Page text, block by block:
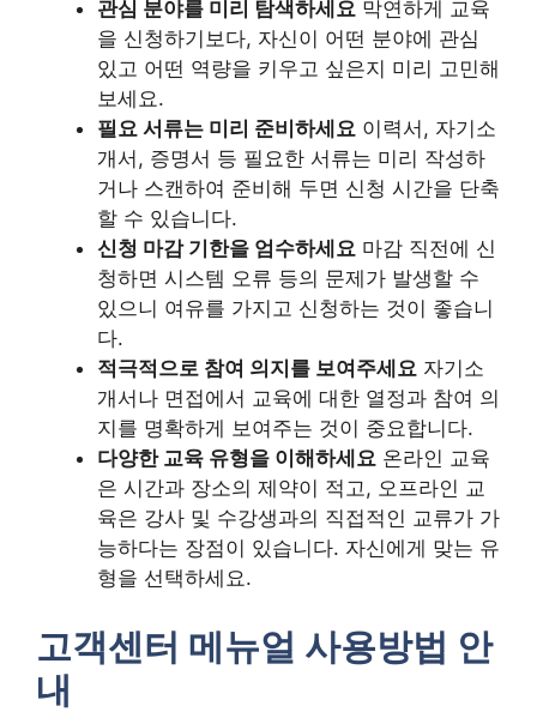
관심 분야를 미리 탐색하세요 막연하게 교육
을 신청하기보다, 자신이 어떤 분야에 관심
있고 어떤 역량을 키우고 싶은지 미리 고민해
보세요.
필요 서류는 미리 준비하세요 이력서, 자기소
개서, 증명서 등 필요한 서류는 미리 작성하
거나 스캔하여 준비해 두면 신청 시간을 단축
할 수 있습니다.
신청 마감 기한을 엄수하세요 마감 직전에 신
청하면 시스템 오류 등의 문제가 발생할 수
있으니 여유를 가지고 신청하는 것이 좋습니
다.
적극적으로 참여 의지를 보여주세요 자기소
개서나 면접에서 교육에 대한 열정과 참여 의
지를 명확하게 보여주는 것이 중요합니다.
다양한 교육 유형을 이해하세요 온라인 교육
은 시간과 장소의 제약이 적고, 오프라인 교
육은 강사 및 수강생과의 직접적인 교류가 가
능하다는 장점이 있습니다. 자신에게 맞는 유
형을 선택하세요.
고객센터 메뉴얼 사용방법 안
내